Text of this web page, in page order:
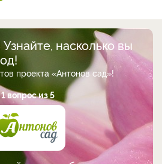
насколько вы
проекта «Антонов сад»!
1 вопрос из 5